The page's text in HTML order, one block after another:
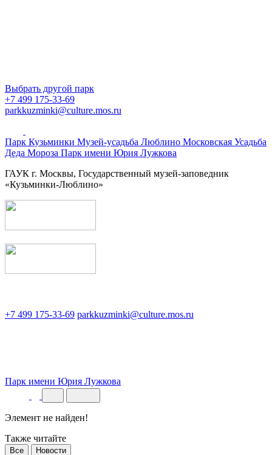
Выбрать другой парк
+7 499 175-33-69
parkkuzminki@culture.mos.ru
Парк Кузьминки Музей-усадьба Люблино Московская Усадьба
Деда Мороза Парк имени Юрия Лужкова
ГАУК г. Москвы, Государственный музей-заповедник
«Кузьминки-Люблино»
+7 499 175-33-69 parkkuzminki@culture.mos.ru
Парк имени Юрия Лужкова
Элемент не найден!
Также читайте
Все Новости